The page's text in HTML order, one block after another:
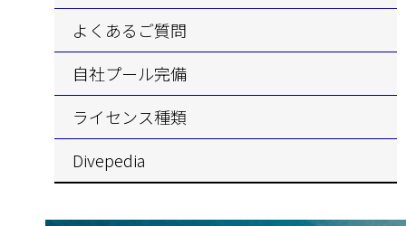
よくあるご質問
自社プール完備
ライセンス種類
Divepedia